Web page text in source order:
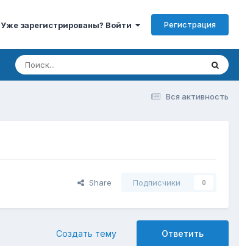
Уже зарегистрированы? Войти Регистрация
Вся активность
Share Подписчики 0
Ответить
Создать тему